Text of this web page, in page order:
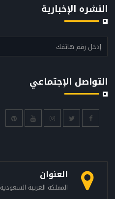
النشره الإخبارية
التواصل الإجتماعي
العنوان
المملكة العربية السعودية